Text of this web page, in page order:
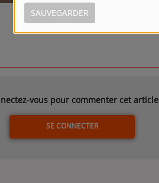
SAUVEGARDER
vous pour commenter cet article
SE CONNECTER